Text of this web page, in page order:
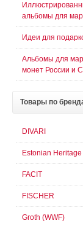
альбомы для
Идеи для
Альбомы для
монет России и
Товары по
DIVARI
Estonian
FACIT
FISCHER
Groth (WWF)